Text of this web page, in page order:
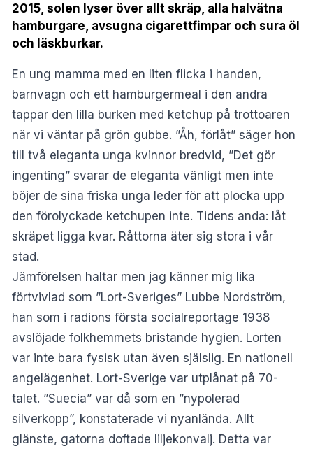
2015, solen lyser över allt skräp, alla halvätna
hamburgare, avsugna cigarettfimpar och sura öl
och läskburkar.
En ung mamma med en liten flicka i handen,
barnvagn och ett hamburgermeal i den andra
tappar den lilla burken med ketchup på trottoaren
när vi väntar på grön gubbe. ”Åh, förlåt” säger hon
till två eleganta unga kvinnor bredvid, ”Det gör
ingenting” svarar de eleganta vänligt men inte
böjer de sina friska unga leder för att plocka upp
den förolyckade ketchupen inte. Tidens anda: låt
skräpet ligga kvar. Råttorna äter sig stora i vår
stad.
Jämförelsen haltar men jag känner mig lika
förtvivlad som ”Lort-Sveriges” Lubbe Nordström,
han som i radions första socialreportage 1938
avslöjade folkhemmets bristande hygien. Lorten
var inte bara fysisk utan även själslig. En nationell
angelägenhet. Lort-Sverige var utplånat på 70-
talet. ”Suecia” var då som en ”nypolerad
silverkopp”, konstaterade vi nyanlända. Allt
glänste, gatorna doftade liljekonvalj. Detta var